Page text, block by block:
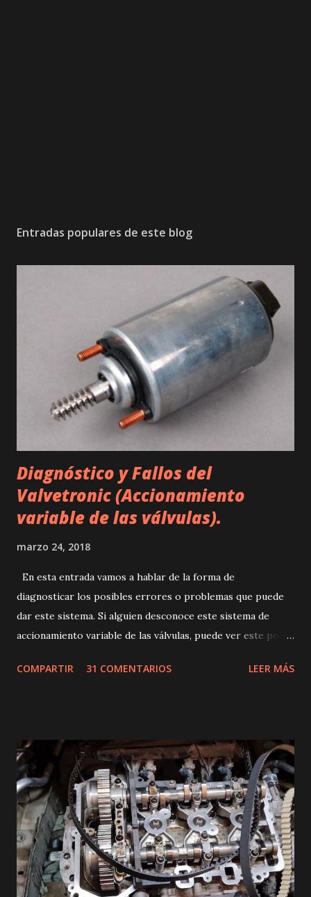
Entradas populares de este blog
Diagnóstico y Fallos del
Valvetronic (Accionamiento
variable de las válvulas).
marzo 24, 2018
En esta entrada vamos a hablar de la forma de
diagnosticar los posibles errores o problemas que puede
dar este sistema. Si alguien desconoce este sistema de
accionamiento variable de las válvulas, puede ver este post
(Accionamiento variable de las válvulas). El valvetronic
un eje que produce un movimiento regulable y que se
traslada hasta las válvulas de admisión, haciendo que su
apertura/cierre sea variable. 👉 Adquiere el servomotor en
Amazon con esta oferta (X1 X3 Z4 E46 E85 E60 E83 E90
E87 ) - Captador de posición del árbol de excéntrica. Es un
sensor encargado de conocer en todo momento la posición
del eje para informar a la unidad de mando del valvetronic.
- Unidad de ...
COMPARTIR 31 COMENTARIOS LEER MÁS